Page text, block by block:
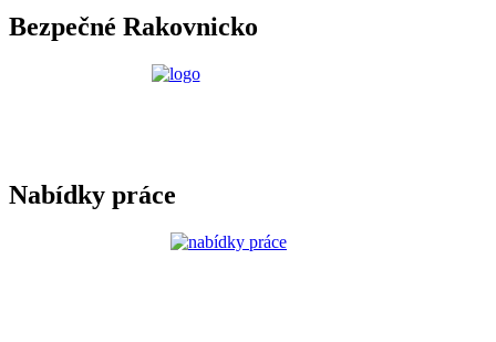
Bezpečné Rakovnicko
Nabídky práce